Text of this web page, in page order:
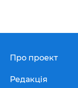
Про проект
Редакція